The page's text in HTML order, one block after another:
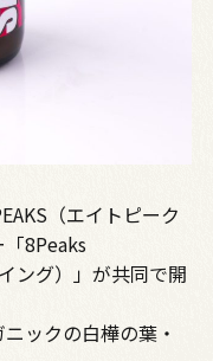
（エイトピーク
8Peaks
ング）」が共同で開
ックの白樺の葉・